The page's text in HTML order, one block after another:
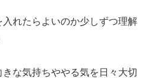
れたらよいのか少しずつ理解
な気持ちややる気を日々大切